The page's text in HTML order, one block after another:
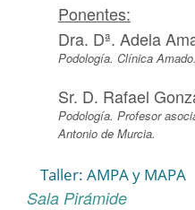
Ponentes:
Dra. Dª. Adela
Podología. Clínica
Sr. D. Rafael
Podología. Profesor
Antonio de Murcia.
Taller: AMPA y MAPA
Sala Pirámide